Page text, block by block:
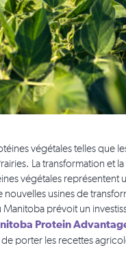
végétales telles que
La transformation et
végétales
nouvelles usines de
prévoit un
Protein
porter les recettes